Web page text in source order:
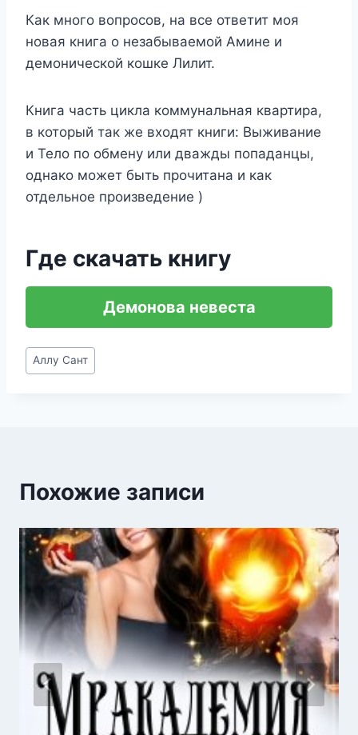
Как много вопросов, на все ответит моя
новая книга о незабываемой Амине и
демонической кошке Лилит.
Книга часть цикла коммунальная квартира,
в который так же входят книги: Выживание
и Тело по обмену или дважды попаданцы,
однако может быть прочитана и как
отдельное произведение )
Где скачать книгу
Демонова невеста
Метки
записи:
Аллу Сант
Похожие записи